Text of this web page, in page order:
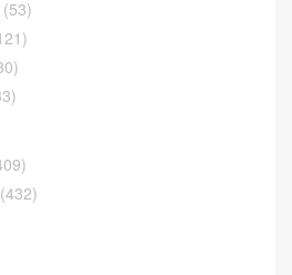
(53)
(432)